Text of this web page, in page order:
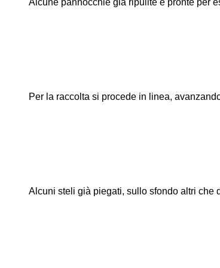
Per la raccolta si procede in linea,
Alcuni steli già piegati, sullo sfondo altri che